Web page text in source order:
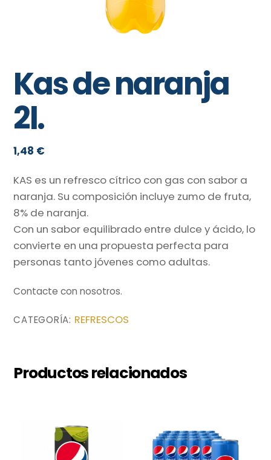
Kas de naranja
2l.
1,48 €
KAS es un refresco cítrico con gas con sabor a
naranja. Su composición incluye zumo de fruta,
8% de naranja.
Con un sabor equilibrado entre dulce y ácido, lo
convierte en una propuesta perfecta para
personas tanto jóvenes como adultas.
Contacte con nosotros.
CATEGORÍA: REFRESCOS
Productos relacionados